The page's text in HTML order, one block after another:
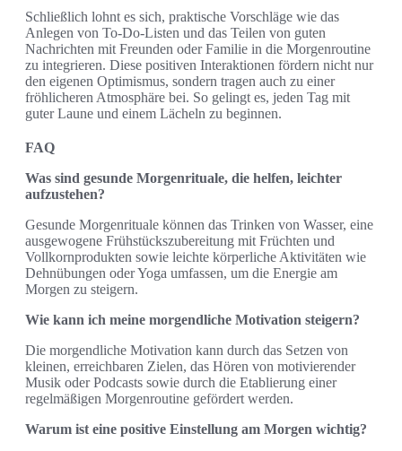
Schließlich lohnt es sich, praktische Vorschläge wie das
Anlegen von To-Do-Listen und das Teilen von guten
Nachrichten mit Freunden oder Familie in die Morgenroutine
zu integrieren. Diese positiven Interaktionen fördern nicht nur
den eigenen Optimismus, sondern tragen auch zu einer
fröhlicheren Atmosphäre bei. So gelingt es, jeden Tag mit
guter Laune und einem Lächeln zu beginnen.
FAQ
Was sind gesunde Morgenrituale, die helfen, leichter
aufzustehen?
Gesunde Morgenrituale können das Trinken von Wasser, eine
ausgewogene Frühstückszubereitung mit Früchten und
Vollkornprodukten sowie leichte körperliche Aktivitäten wie
Dehnübungen oder Yoga umfassen, um die Energie am
Morgen zu steigern.
Wie kann ich meine morgendliche Motivation steigern?
Die morgendliche Motivation kann durch das Setzen von
kleinen, erreichbaren Zielen, das Hören von motivierender
Musik oder Podcasts sowie durch die Etablierung einer
regelmäßigen Morgenroutine gefördert werden.
Warum ist eine positive Einstellung am Morgen wichtig?